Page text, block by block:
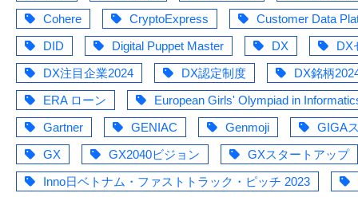
Cohere
CryptoExpress
Customer Data
DID
Digital Puppet Master DX
DX
DX注目企業2024
DX認定制度
DX銘柄
ERA ローン
European Girls' Olympiad in
Gartner
GENIAC Genmoji
GIGA
GX
GX2040ビジョン
GXスタートアップ
Inno日ベトナム・ファストトラック・ピッチ 2023